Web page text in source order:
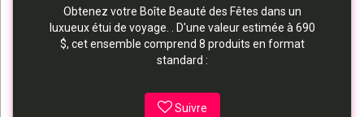
Obtenez votre Boîte Beauté des Fêtes dans un
luxueux étui de voyage. . D'une valeur estimée à 690
$, cet ensemble comprend 8 produits en format
standard :
Suivre